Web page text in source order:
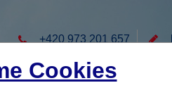
+420 973 201 657
Cookies